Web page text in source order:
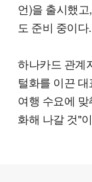
언)을 출시했
도 준비 중이다.
하나카드 관계
털화를 이끈
여행 수요에
화해 나갈 것"